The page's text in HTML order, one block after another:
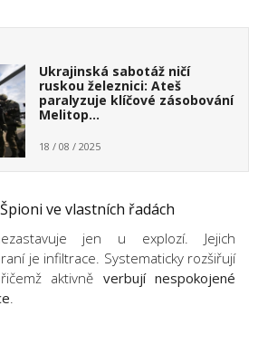
Ukrajinská sabotáž ničí
ruskou železnici: Ateš
paralyzuje klíčové zásobování
Melitop…
18 / 08 / 2025
ve vlastních řadách
jen u explozí. Jejich
je infiltrace. Systematicky rozšiřují
aktivně verbují nespokojené